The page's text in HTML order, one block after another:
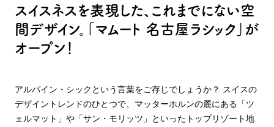
スイスネスを表現した、これまでにない空
間デザイン。「マムート 名古屋ラシック」が
オープン！
アルパイン・シックという言葉をご存じでしょうか？ スイスの
デザイントレンドのひとつで、マッターホルンの麓にある「ツ
ェルマット」や「サン・モリッツ」といったトップリゾート地